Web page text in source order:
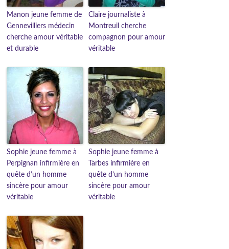
Manon jeune femme de
Gennevilliers médecin
cherche amour véritable
et durable
Claire journaliste à
Montreuil cherche
compagnon pour amour
véritable
Sophie jeune femme à
Perpignan infirmière en
quête d’un homme
sincère pour amour
véritable
Sophie jeune femme à
Tarbes infirmière en
quête d’un homme
sincère pour amour
véritable